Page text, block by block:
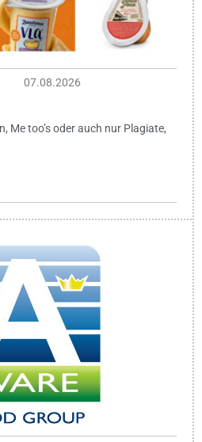
07.08.2026
Me too’s oder auch nur Plagiate,